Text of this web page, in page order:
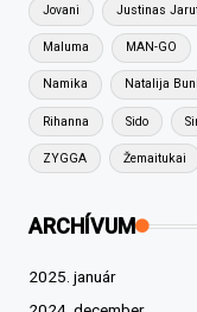
Jovani Justinas
Maluma MAN-GO
Namika Natalija
Rihanna Sido
ZYGGA Žemaitukai
ARCHÍVUM
2025. január